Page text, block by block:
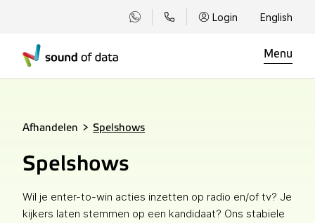
Login English
Menu
Afhandelen > Spelshows
Spelshows
Wil je enter-to-win acties inzetten op radio en/of tv? Je
kijkers laten stemmen op een kandidaat? Ons stabiele